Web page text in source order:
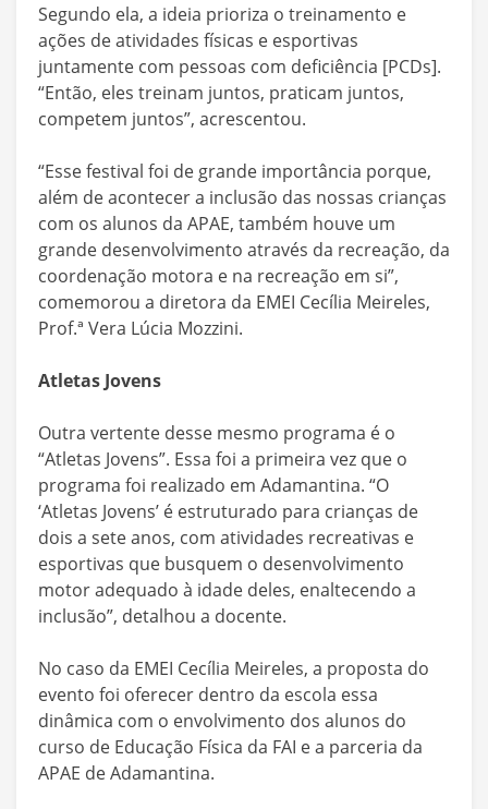
Segundo ela, a ideia prioriza o treinamento e
ações de atividades físicas e esportivas
juntamente com pessoas com deficiência [PCDs].
“Então, eles treinam juntos, praticam juntos,
competem juntos”, acrescentou.
“Esse festival foi de grande importância porque,
além de acontecer a inclusão das nossas crianças
com os alunos da APAE, também houve um
grande desenvolvimento através da recreação, da
coordenação motora e na recreação em si”,
comemorou a diretora da EMEI Cecília Meireles,
Prof.ª Vera Lúcia Mozzini.
Atletas Jovens
Outra vertente desse mesmo programa é o
“Atletas Jovens”. Essa foi a primeira vez que o
programa foi realizado em Adamantina. “O
‘Atletas Jovens’ é estruturado para crianças de
dois a sete anos, com atividades recreativas e
esportivas que busquem o desenvolvimento
motor adequado à idade deles, enaltecendo a
inclusão”, detalhou a docente.
No caso da EMEI Cecília Meireles, a proposta do
evento foi oferecer dentro da escola essa
dinâmica com o envolvimento dos alunos do
curso de Educação Física da FAI e a parceria da
APAE de Adamantina.